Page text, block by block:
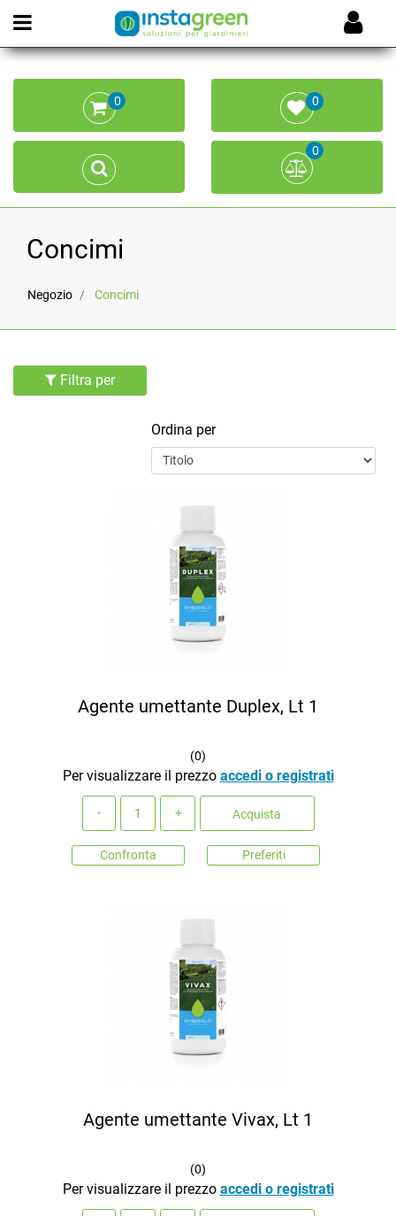
Open menu
0 0
0
Concimi
Negozio Concimi
Filtra per
Ordina per
Agente umettante Duplex, Lt 1
(0)
Per visualizzare il prezzo accedi o registrati
Acquista
Confronta Preferiti
Agente umettante Vivax, Lt 1
(0)
Per visualizzare il prezzo accedi o registrati